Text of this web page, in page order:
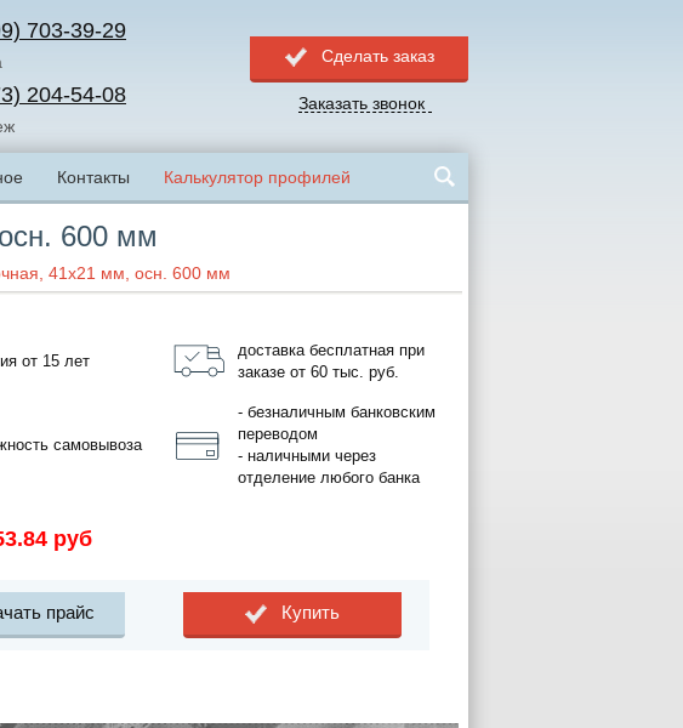
703-39-29
204-54-08
Сделать заказ
Заказать звонок
Контакты Калькулятор профилей
600 мм
41х21 мм, осн. 600 мм
от 15 лет
доставка бесплатная при
заказе от 60 тыс. руб.
самовывоза
- безналичным банковским
переводом
- наличными через
отделение любого банка
руб
прайс Купить